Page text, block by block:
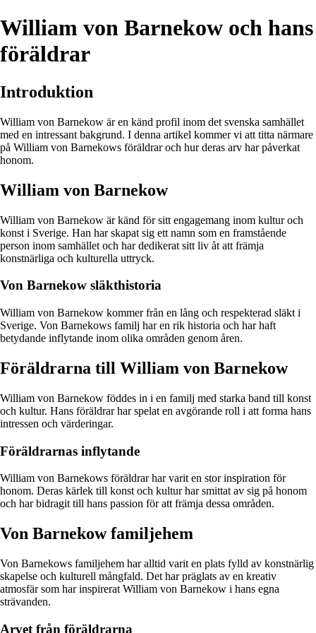
William von Barnekow och hans
föräldrar
Introduktion
William von Barnekow är en känd profil inom det svenska samhället
med en intressant bakgrund. I denna artikel kommer vi att titta närmare
på William von Barnekows föräldrar och hur deras arv har påverkat
honom.
William von Barnekow
William von Barnekow är känd för sitt engagemang inom kultur och
konst i Sverige. Han har skapat sig ett namn som en framstående
person inom samhället och har dedikerat sitt liv åt att främja
konstnärliga och kulturella uttryck.
Von Barnekow släkthistoria
William von Barnekow kommer från en lång och respekterad släkt i
Sverige. Von Barnekows familj har en rik historia och har haft
betydande inflytande inom olika områden genom åren.
Föräldrarna till William von Barnekow
William von Barnekow föddes in i en familj med starka band till konst
och kultur. Hans föräldrar har spelat en avgörande roll i att forma hans
intressen och värderingar.
Föräldrarnas inflytande
William von Barnekows föräldrar har varit en stor inspiration för
honom. Deras kärlek till konst och kultur har smittat av sig på honom
och har bidragit till hans passion för att främja dessa områden.
Von Barnekow familjehem
Von Barnekows familjehem har alltid varit en plats fylld av konstnärlig
skapelse och kulturell mångfald. Det har präglats av en kreativ
atmosfär som har inspirerat William von Barnekow i hans egna
strävanden.
Arvet från föräldrarna